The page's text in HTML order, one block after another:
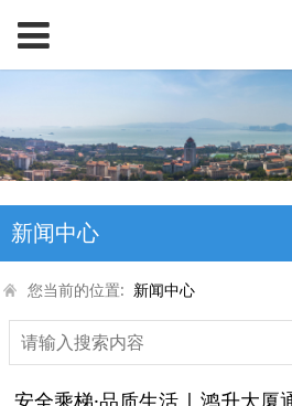
新闻中心
您当前的位置: 新闻中心